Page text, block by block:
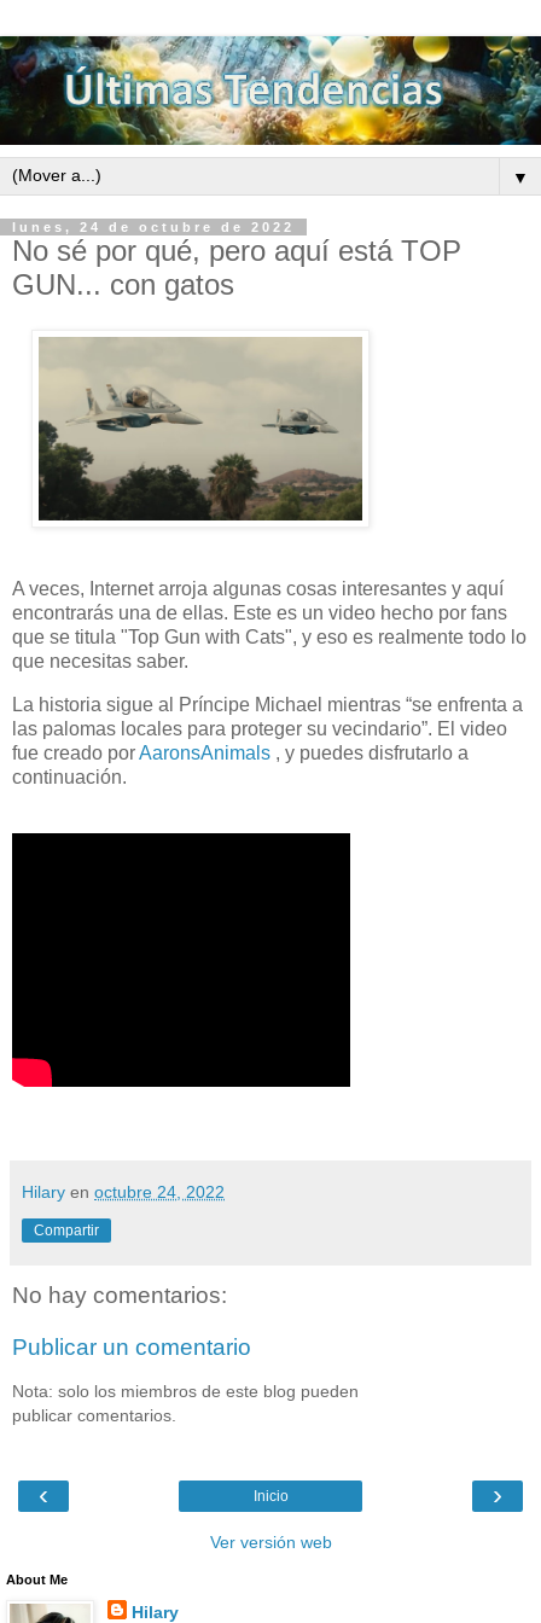
▼
lunes, 24 de octubre de 2022
No sé por qué, pero aquí está TOP
GUN... con gatos
A veces, Internet arroja algunas cosas interesantes y aquí
encontrarás una de ellas. Este es un video hecho por fans
que se titula "Top Gun with Cats", y eso es realmente todo lo
que necesitas saber.
La historia sigue al Príncipe Michael mientras “se enfrenta a
las palomas locales para proteger su vecindario”. El video
fue creado porAaronsAnimals , y puedes disfrutarlo a
continuación.
Hilary en octubre 24, 2022
Compartir
No hay comentarios:
Publicar un comentario
Nota: solo los miembros de este blog pueden
publicar comentarios.
‹ ›
Inicio
Ver versión web
About Me
Hilary